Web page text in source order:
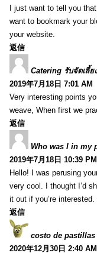
I just want to tell you
want to bookmark your
your website.
返信
Catering รับจัดเลี้
2019年7月18日 7:01 AM
Very interesting points
weave, When first we
返信
Who was I in my
2019年7月18日 10:39 PM
Hello! I was perusing
very cool. I thought I’d
it out if you’re
返信
costo de
2020年12月30日 2:40 AM